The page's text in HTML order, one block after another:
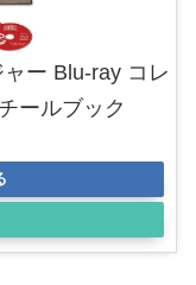
ー Blu-ray コレ
ールブック